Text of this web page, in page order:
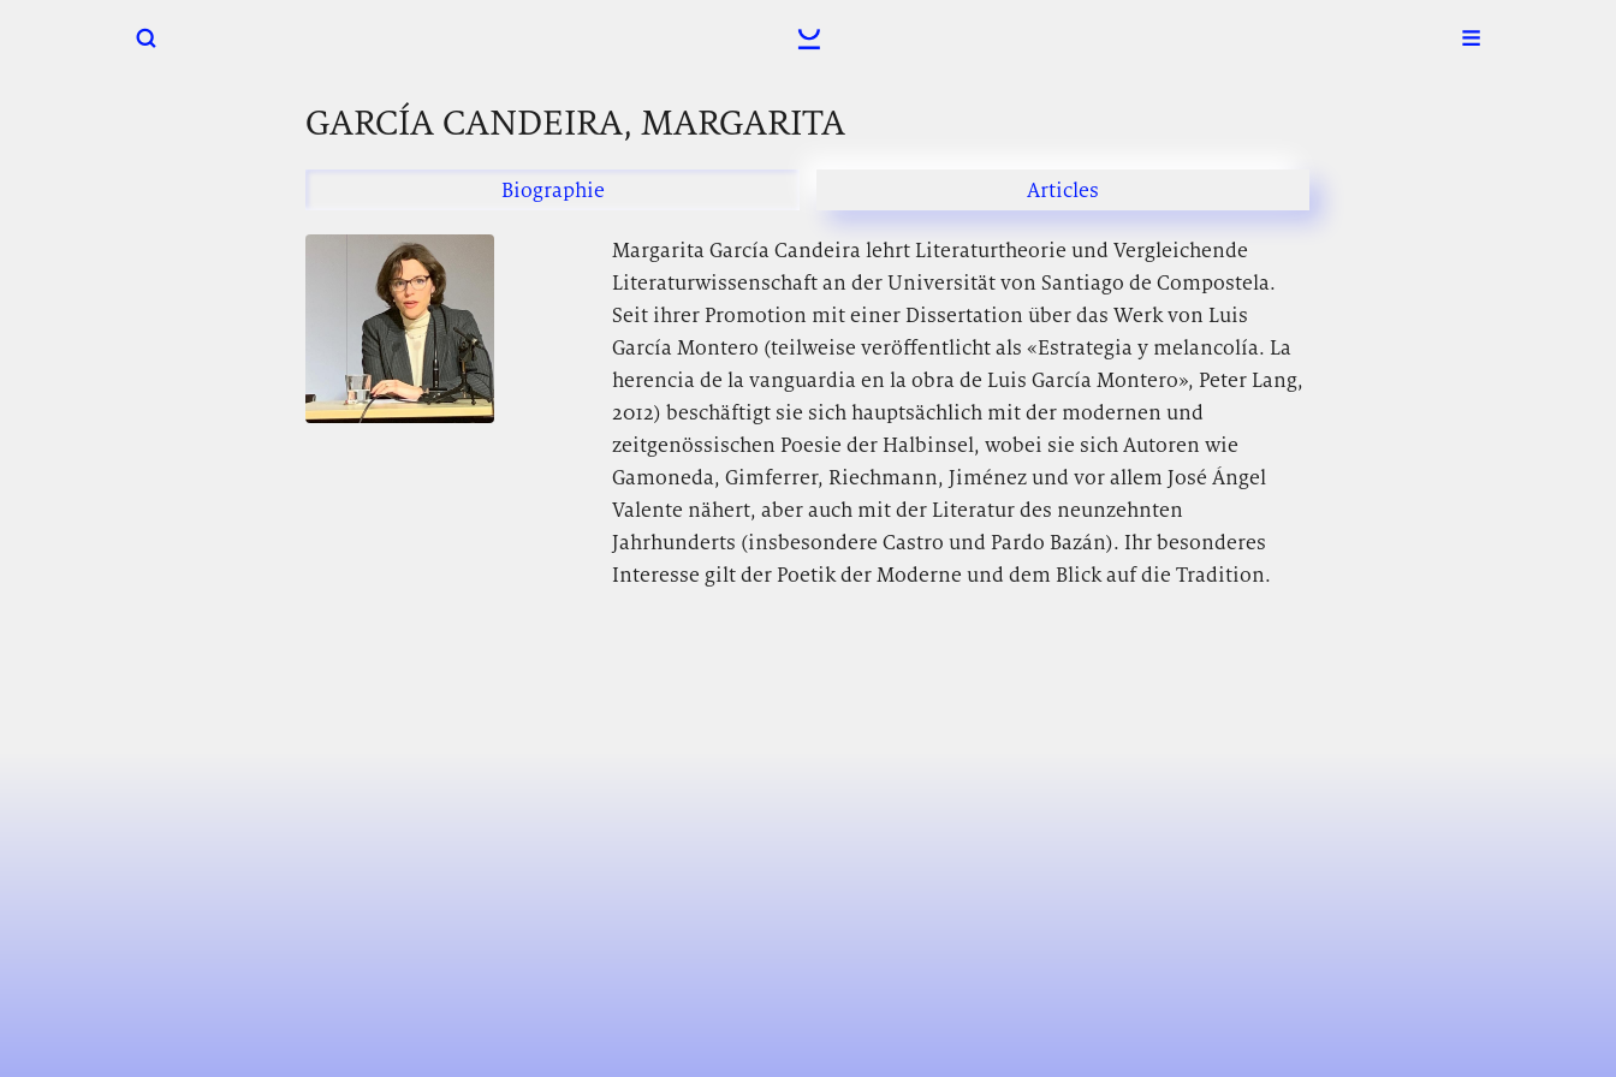
GARCÍA CANDEIRA, MARGARITA
Biographie Articles
Margarita García Candeira lehrt Literaturtheorie und Vergleichende
Literaturwissenschaft an der Universität von Santiago de Compostela.
Seit ihrer Promotion mit einer Dissertation über das Werk von Luis
García Montero (teilweise veröffentlicht als «Estrategia y melancolía. La
herencia de la vanguardia en la obra de Luis García Montero», Peter Lang,
2012) beschäftigt sie sich hauptsächlich mit der modernen und
zeitgenössischen Poesie der Halbinsel, wobei sie sich Autoren wie
Gamoneda, Gimferrer, Riechmann, Jiménez und vor allem José Ángel
Valente nähert, aber auch mit der Literatur des neunzehnten
Jahrhunderts (insbesondere Castro und Pardo Bazán). Ihr besonderes
Interesse gilt der Poetik der Moderne und dem Blick auf die Tradition.